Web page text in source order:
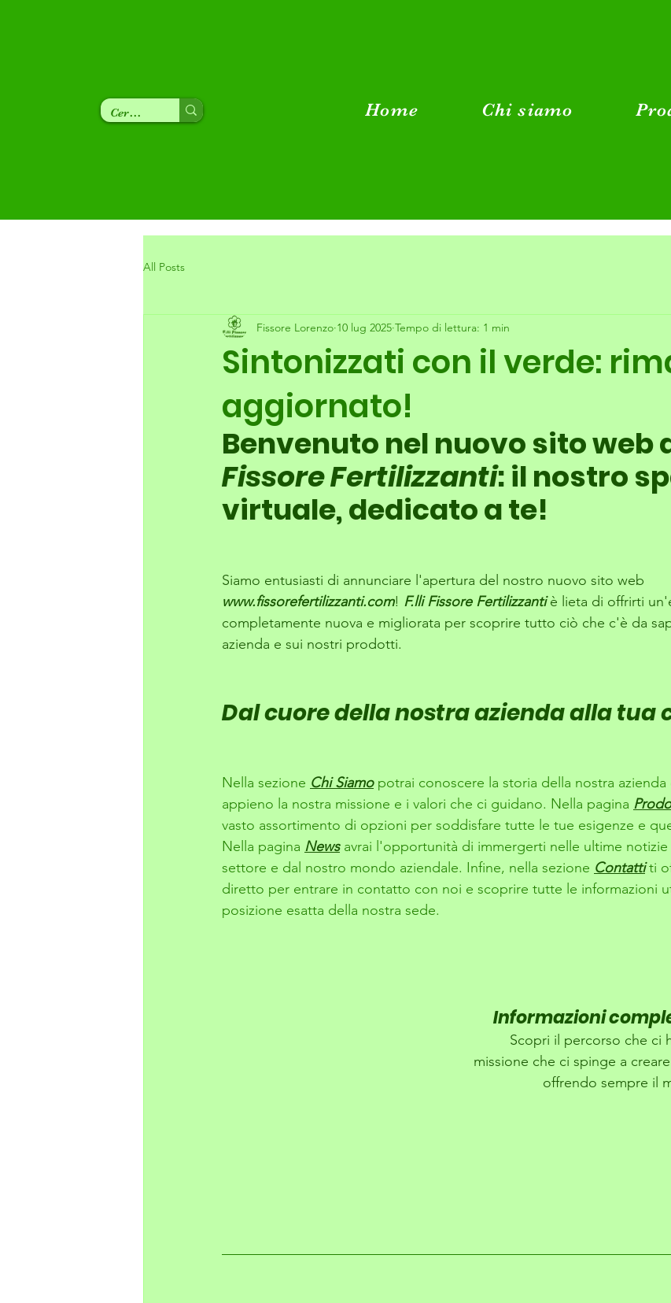
Home Chi siamo
All Posts
Sintonizzati con il verde:
aggiornato!
Fissore Lorenzo 10 lug 2025 Tempo di lettura: 1 min
Benvenuto nel nuovo sito web
Fissore Fertilizzanti: il nostro
virtuale, dedicato a te!
Siamo entusiasti di annunciare l'apertura del nostro nuovo sito web
www.fissorefertilizzanti.com! F.lli Fissore Fertilizzanti è lieta di offrirti
completamente nuova e migliorata per scoprire tutto ciò che c'è da
azienda e sui nostri prodotti.
Dal cuore della nostra azienda alla tua
Nella sezione Chi Siamo potrai conoscere la storia della nostra
appieno la nostra missione e i valori che ci guidano. Nella pagina
vasto assortimento di opzioni per soddisfare tutte le tue esigenze e
Nella pagina News avrai l'opportunità di immergerti nelle ultime
settore e dal nostro mondo aziendale. Infine, nella sezione Contatti ti
diretto per entrare in contatto con noi e scoprire tutte le informazioni
posizione esatta della nostra sede.
Informazioni
Scopri il percorso che ci
missione che ci spinge a
offrendo sempre il